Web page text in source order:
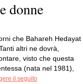
donne
che Bahareh Hedayat
altri ne dovrà,
visto che questa
(nata nel 1981),
il seguito